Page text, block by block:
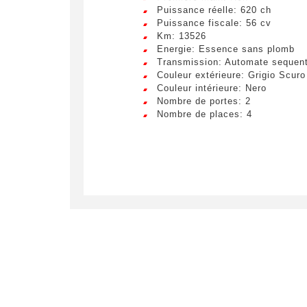
Puissance réelle: 620 ch
Puissance fiscale: 56 cv
Km: 13526
Energie: Essence sans plomb
Transmission: Automate
Couleur extérieure: Grigio Scuro
Couleur intérieure: Nero
Nombre de portes: 2
Nombre de places: 4